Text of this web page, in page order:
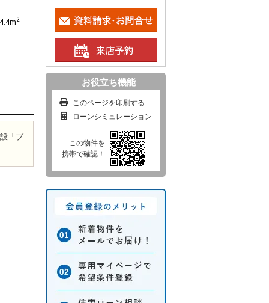
2
「ブ
お役立ち機能
このページを印刷する
ローンシミュレーション
この物件を
携帯で確認！